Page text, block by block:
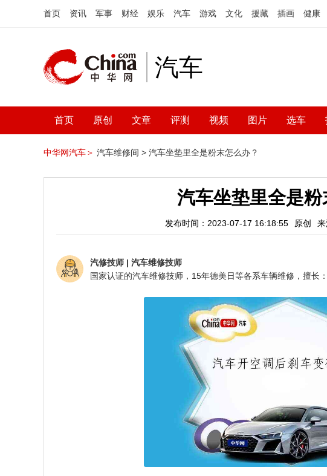
首页 资讯 军事 财经 娱乐 汽车 游戏 文化 援藏 插画 健康
汽车
首页 原创 文章 评测 视频 图片 选车
中华网汽车＞ 汽车维修间 > 汽车坐垫里全是粉末怎么办？
汽车坐垫里全是粉
发布时间：2023-07-17 16:18:55 原创
汽修技师 | 汽车维修技师